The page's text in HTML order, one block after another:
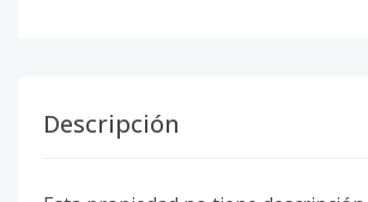
Descripción